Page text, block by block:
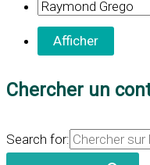
Chercher un
Search for: